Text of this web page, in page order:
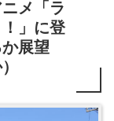
メ「ラ
」に登
展望